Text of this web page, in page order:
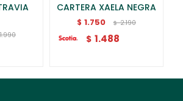
1.990
CARTERA XAELA NEGRA
$ 1.750 $ 2.190
$ 1.488